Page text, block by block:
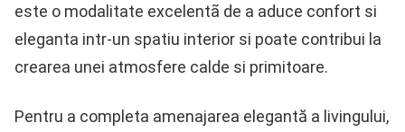
este o modalitate excelentã de a aduce confort si
eleganta intr-un spatiu interior si poate contribui la
crearea unei atmosfere calde si primitoare.
Pentru a completa amenajarea elegantă a livingului,